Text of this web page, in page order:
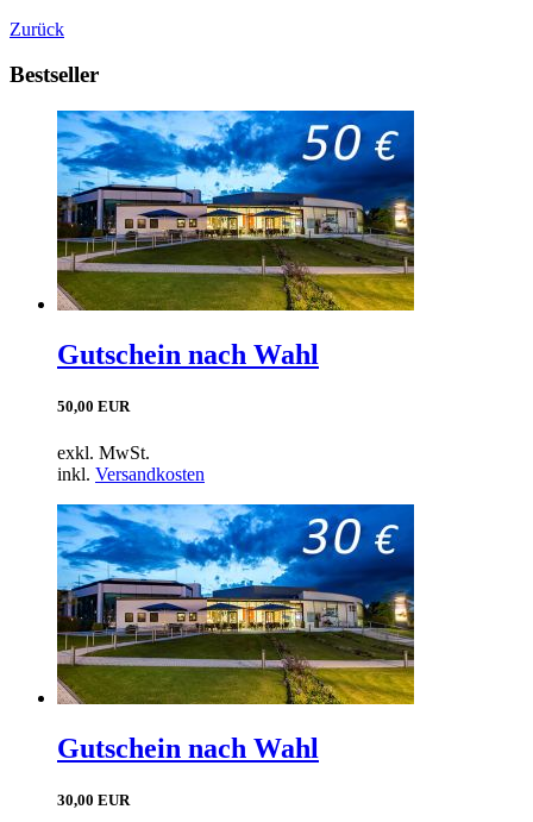
Zurück
Bestseller
Gutschein nach Wahl
50,00 EUR
exkl. MwSt.
inkl. Versandkosten
Gutschein nach Wahl
30,00 EUR